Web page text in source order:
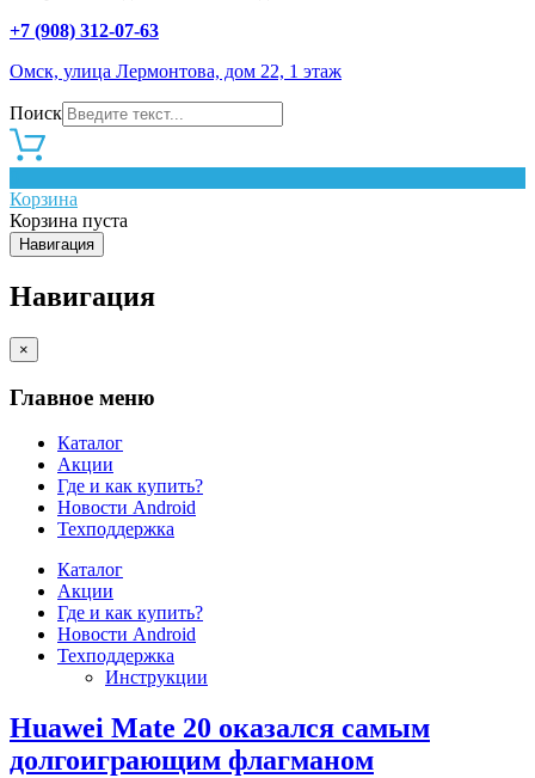
+7 (908) 312-07-63
Омск, улица Лермонтова, дом 22, 1 этаж
Поиск
Корзина
Корзина пуста
Навигация
Навигация
×
Главное меню
Каталог
Акции
Где и как купить?
Новости Android
Техподдержка
Каталог
Акции
Где и как купить?
Новости Android
Техподдержка
Инструкции
Huawei Mate 20 оказался самым
долгоиграющим флагманом